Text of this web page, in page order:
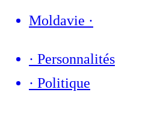
Moldavie ·
· Personnalités
· Politique